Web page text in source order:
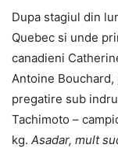
Dupa stagiul din
Quebec si unde
canadieni
Antoine
pregatire sub
Tachimoto –
kg. Asadar, mult